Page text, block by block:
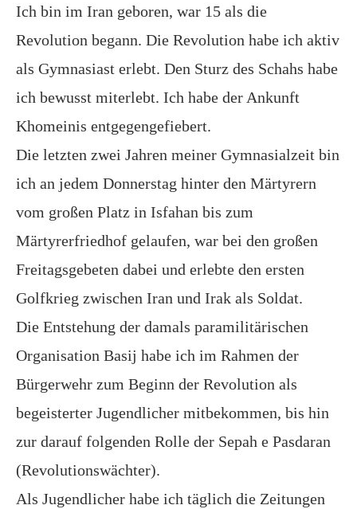
Ich bin im Iran geboren, war 15 als die
Revolution begann. Die Revolution habe ich aktiv
als Gymnasiast erlebt. Den Sturz des Schahs habe
ich bewusst miterlebt. Ich habe der Ankunft
Khomeinis entgegengefiebert.
Die letzten zwei Jahren meiner Gymnasialzeit bin
ich an jedem Donnerstag hinter den Märtyrern
vom großen Platz in Isfahan bis zum
Märtyrerfriedhof gelaufen, war bei den großen
Freitagsgebeten dabei und erlebte den ersten
Golfkrieg zwischen Iran und Irak als Soldat.
Die Entstehung der damals paramilitärischen
Organisation Basij habe ich im Rahmen der
Bürgerwehr zum Beginn der Revolution als
begeisterter Jugendlicher mitbekommen, bis hin
zur darauf folgenden Rolle der Sepah e Pasdaran
(Revolutionswächter).
Als Jugendlicher habe ich täglich die Zeitungen